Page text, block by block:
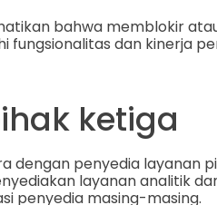
bahwa memblokir
fungsionalitas dan kinerja
ketiga
dengan penyedia layanan
layanan analitik
penyedia masing-masing.